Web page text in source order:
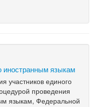
иностранным языкам
участников единого
проведения
языкам, Федеральной